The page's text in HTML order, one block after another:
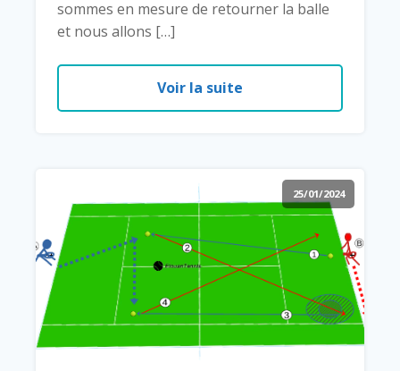
sommes en mesure de retourner la balle
et nous allons […]
Voir la suite
25/01/2024